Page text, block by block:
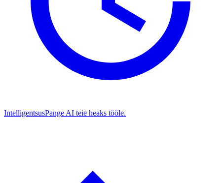
IntelligentsusPange AI teie heaks tööle.